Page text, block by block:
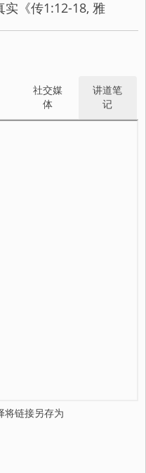
《传1:12-18, 雅
社交媒
体
讲道笔
记
将链接另存为